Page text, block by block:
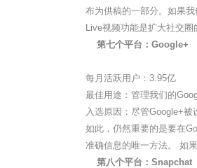
布为供稿的一部分。如果
Live视频功能是扩大社交
第七个平台：Google+
每月活跃用户：3.95亿
最佳用途：管理我们的
入选原因：尽管Google+
如此，仍然重要的是要在
准确信息的唯一方法。 如
第八个平台：Snapchat